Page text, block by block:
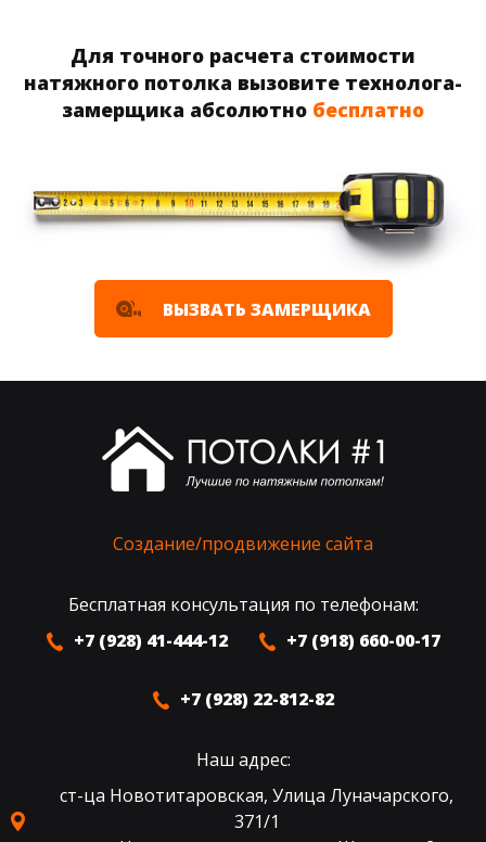
Для точного расчета стоимости
натяжного потолка вызовите технолога-
замерщика абсолютно бесплатно
ВЫЗВАТЬ ЗАМЕРЩИКА
Создание/продвижение сайта
Бесплатная консультация по телефонам:
+7 (928) 41-444-12
+7 (918) 660-00-17
+7 (928) 22-812-82
Наш адрес:
ст-ца Новотитаровская, Улица Луначарского,
371/1